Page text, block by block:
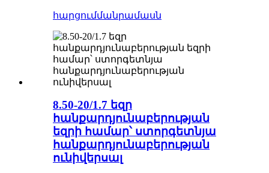
հարցումմանրամասն
8.50-20/1.7 եզր
հանքարդյունաբերության
եզրի համար՝ ստորգետնյա
հանքարդյունաբերության
ունիվերսալ